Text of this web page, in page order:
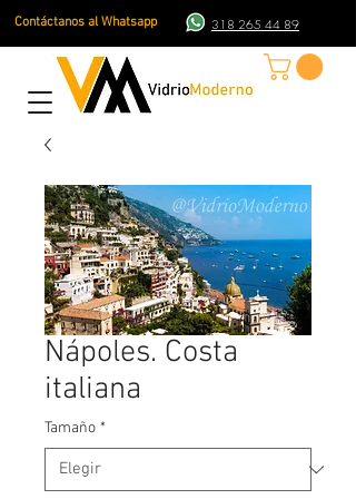
Contáctanos al Whatsapp 318 265 44 89
Nápoles. Costa
italiana
Tamaño *